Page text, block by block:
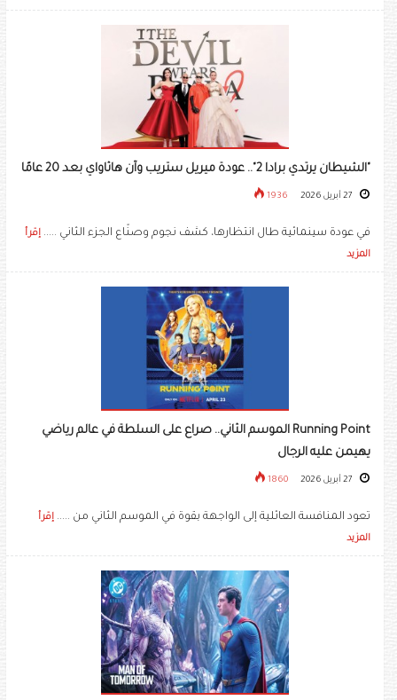
"الشيطان يرتدي برادا 2".. عودة ميريل ستريب وآن هاثاواي بعد 20 عامًا
1936
في عودة سينمائية طال انتظارها، كشف نجوم وصنّاع الجزء الثاني ..... إقرأ
المزيد
Running Point الموسم الثاني.. صراع على السلطة في عالم رياضي
يهيمن عليه الرجال
1860
تعود المنافسة العائلية إلى الواجهة بقوة في الموسم الثاني من ..... إقرأ
المزيد